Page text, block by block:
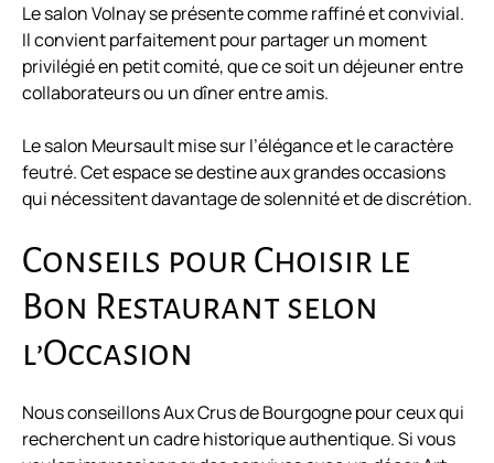
Le salon Volnay se présente comme raffiné et convivial.
Il convient parfaitement pour partager un moment
privilégié en petit comité, que ce soit un déjeuner entre
collaborateurs ou un dîner entre amis.
Le salon Meursault mise sur l’élégance et le caractère
feutré. Cet espace se destine aux grandes occasions
qui nécessitent davantage de solennité et de discrétion.
Conseils pour Choisir le
Bon Restaurant selon
l’Occasion
Nous conseillons Aux Crus de Bourgogne pour ceux qui
recherchent un cadre historique authentique. Si vous